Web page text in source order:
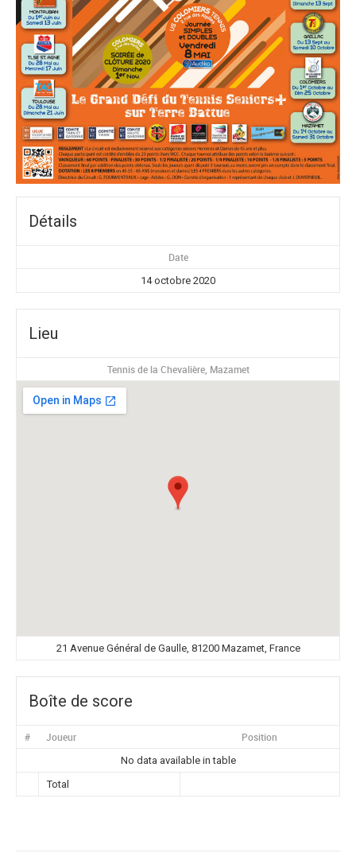
Détails
Date
14 octobre 2020
Lieu
Tennis de la Chevalière, Mazamet
21 Avenue Général de Gaulle, 81200 Mazamet, France
Boîte de score
# Joueur Position
No data available in table
Total